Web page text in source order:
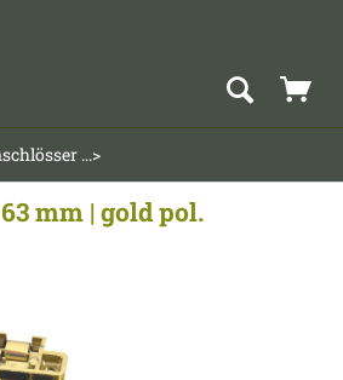
...>
mm | gold pol.